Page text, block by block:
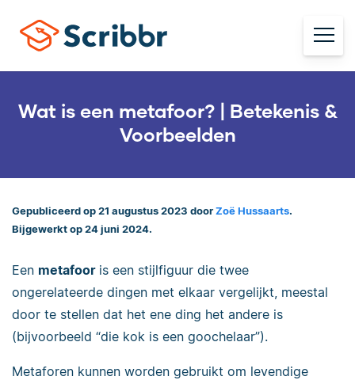
Wat is een metafoor? | Betekenis &
Voorbeelden
Gepubliceerd op 21 augustus 2023 door Zoë Hussaarts.
Bijgewerkt op 24 juni 2024.
Een metafoor is een stijlfiguur die twee
ongerelateerde dingen met elkaar vergelijkt, meestal
door te stellen dat het ene ding het andere is
(bijvoorbeeld “die kok is een goochelaar”).
Metaforen kunnen worden gebruikt om levendige